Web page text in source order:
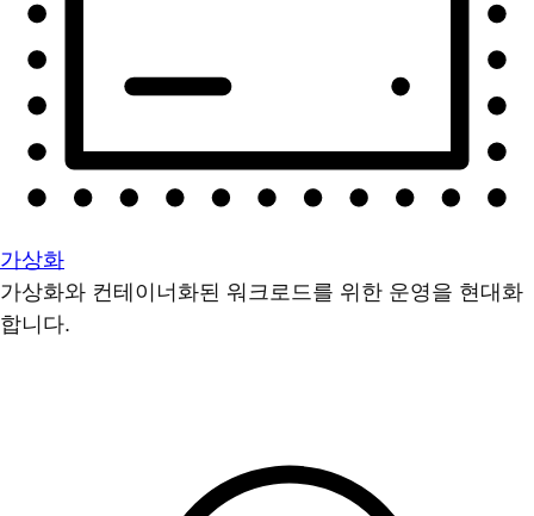
가상화
가상화와 컨테이너화된 워크로드를 위한 운영을 현대화
합니다.